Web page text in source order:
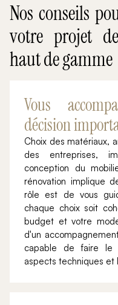
Nos conseils
votre projet
haut de gamme
Vous
décision
Choix des matériaux,
des entreprises,
conception du
rénovation implique
rôle est de vous
chaque choix soit
budget et votre
d'un
capable de faire le
aspects techniques et